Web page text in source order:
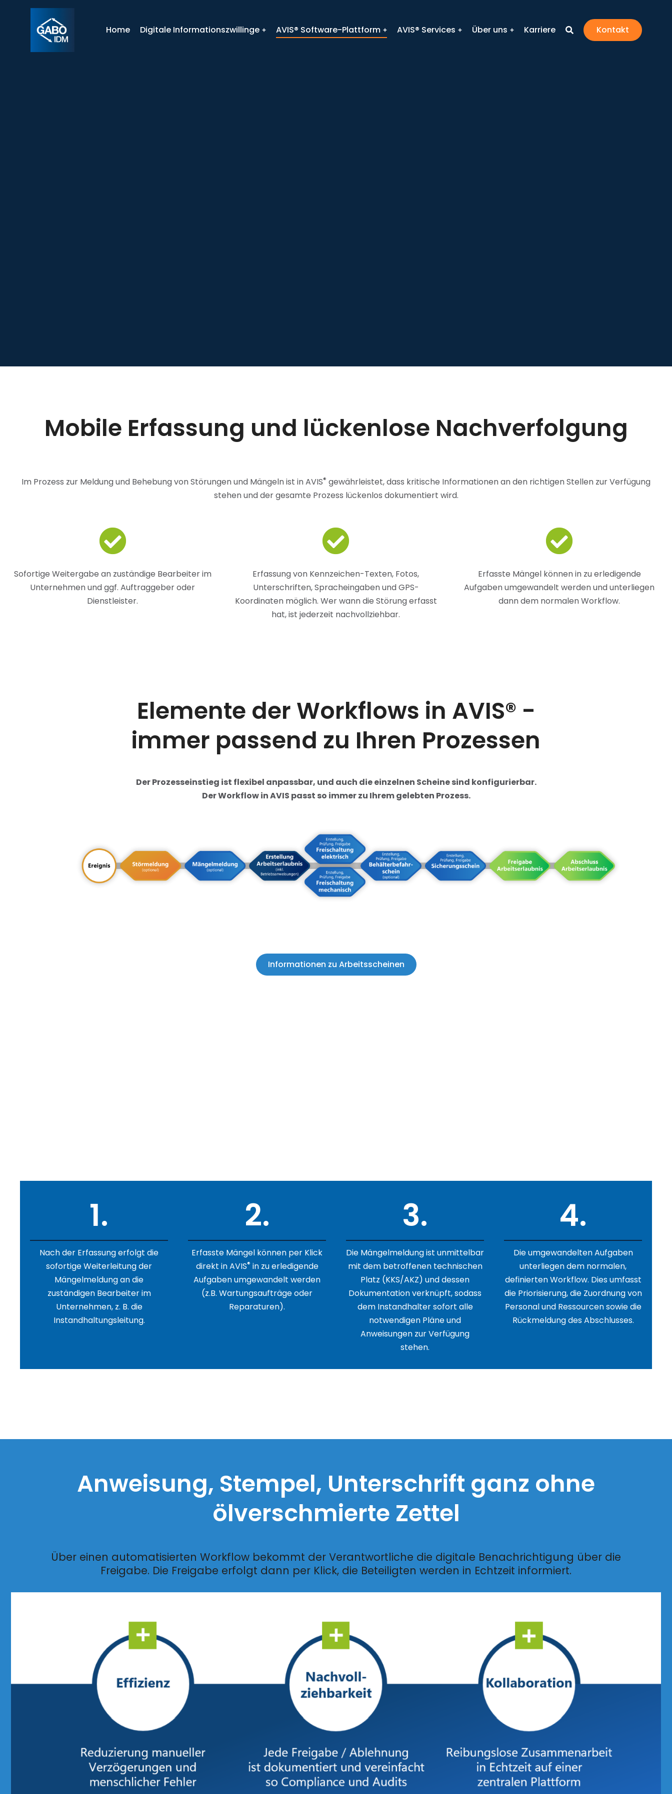
Home Digitale Informationszwillinge AVIS® Software-Plattform AVIS® Services Über uns Karriere Kontakt
Mobile Erfassung und lückenlose Nachverfolgung
Im Prozess zur Meldung und Behebung von Störungen und Mängeln ist in AVIS® gewährleistet, dass kritische Informationen an den richtigen Stellen zur Verfügung
stehen und der gesamte Prozess lückenlos dokumentiert wird.
Sofortige Weitergabe an zuständige Bearbeiter im
Unternehmen und ggf. Auftraggeber oder
Dienstleister.
Erfassung von Kennzeichen-Texten, Fotos,
Unterschriften, Spracheingaben und GPS-
Koordinaten möglich. Wer wann die Störung erfasst
hat, ist jederzeit nachvollziehbar.
Erfasste Mängel können in zu erledigende
Aufgaben umgewandelt werden und unterliegen
dann dem normalen Workflow.
Elemente der Workflows in AVIS® -
immer passend zu Ihren Prozessen
Der Prozesseinstieg ist flexibel anpassbar, und auch die einzelnen Scheine sind konfigurierbar.
Der Workflow in AVIS passt so immer zu Ihrem gelebten Prozess.
Informationen zu Arbeitsscheinen
1.
Nach der Erfassung erfolgt die
sofortige Weiterleitung der
Mängelmeldung an die
zuständigen Bearbeiter im
Unternehmen, z. B. die
Instandhaltungsleitung.
2.
Erfasste Mängel können per Klick
direkt in AVIS® in zu erledigende
Aufgaben umgewandelt werden
(z.B. Wartungsaufträge oder
Reparaturen).
3.
Die Mängelmeldung ist unmittelbar
mit dem betroffenen technischen
Platz (KKS/AKZ) und dessen
Dokumentation verknüpft, sodass
dem Instandhalter sofort alle
notwendigen Pläne und
Anweisungen zur Verfügung
stehen.
4.
Die umgewandelten Aufgaben
unterliegen dem normalen,
definierten Workflow. Dies umfasst
die Priorisierung, die Zuordnung von
Personal und Ressourcen sowie die
Rückmeldung des Abschlusses.
Anweisung, Stempel, Unterschrift ganz ohne
ölverschmierte Zettel
Über einen automatisierten Workflow bekommt der Verantwortliche die digitale Benachrichtigung über die
Freigabe. Die Freigabe erfolgt dann per Klick, die Beteiligten werden in Echtzeit informiert.